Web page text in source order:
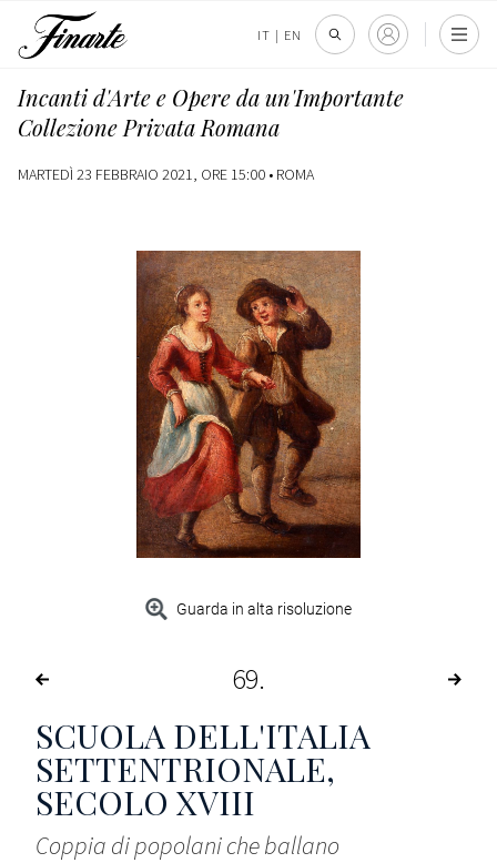
IT | EN
Incanti d'Arte e Opere da un'Importante
Collezione Privata Romana
MARTEDÌ 23 FEBBRAIO 2021, ORE 15:00 • ROMA
Guarda in alta risoluzione
69
SCUOLA DELL'ITALIA
SETTENTRIONALE,
SECOLO XVIII
Coppia di popolani che ballano